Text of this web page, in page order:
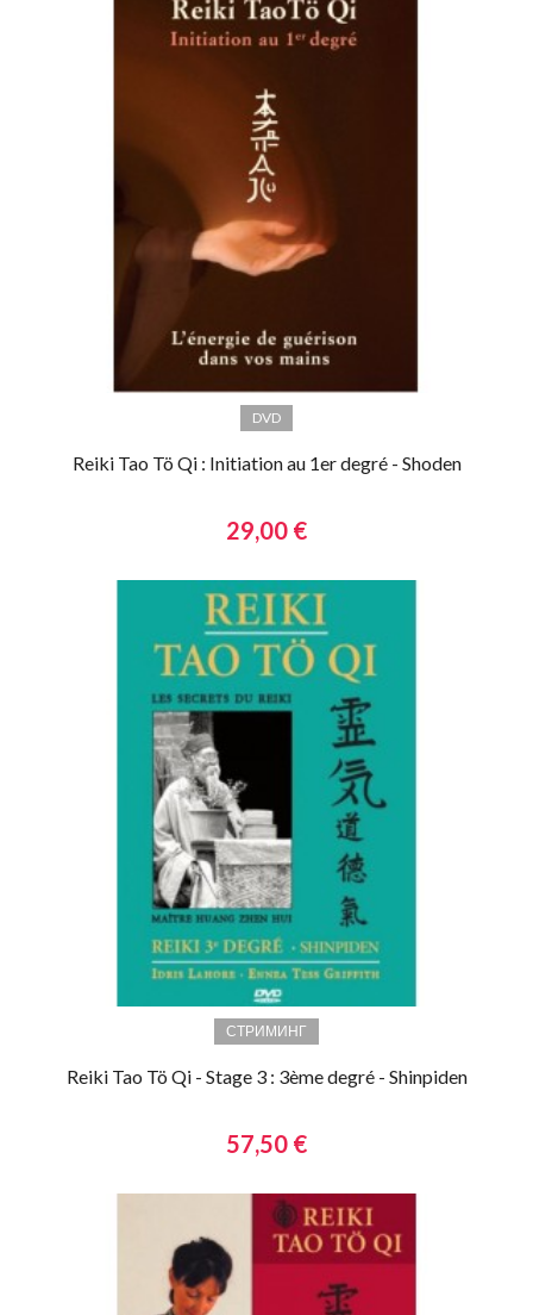
DVD
Reiki Tao Tö Qi : Initiation au 1er degré - Shoden
29,00 €
СТРИМИНГ
Reiki Tao Tö Qi - Stage 3 : 3ème degré - Shinpiden
57,50 €